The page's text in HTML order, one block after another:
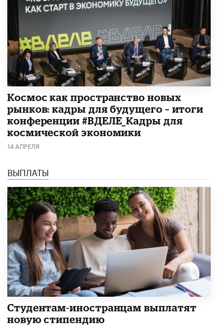
Космос как пространство новых
рынков: кадры для будущего – итоги
конференции #ВДЕЛЕ_Кадры для
космической экономики
14 АПРЕЛЯ
ВЫПЛАТЫ
Студентам-иностранцам выплатят
новую стипендию